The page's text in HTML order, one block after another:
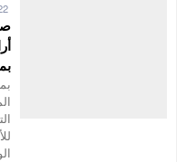
22 ماي 2026